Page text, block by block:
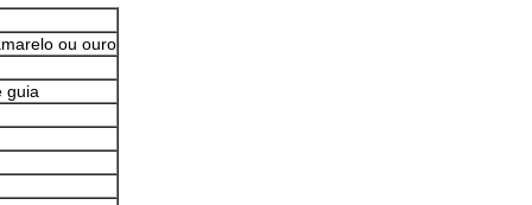
ou ouro
guia